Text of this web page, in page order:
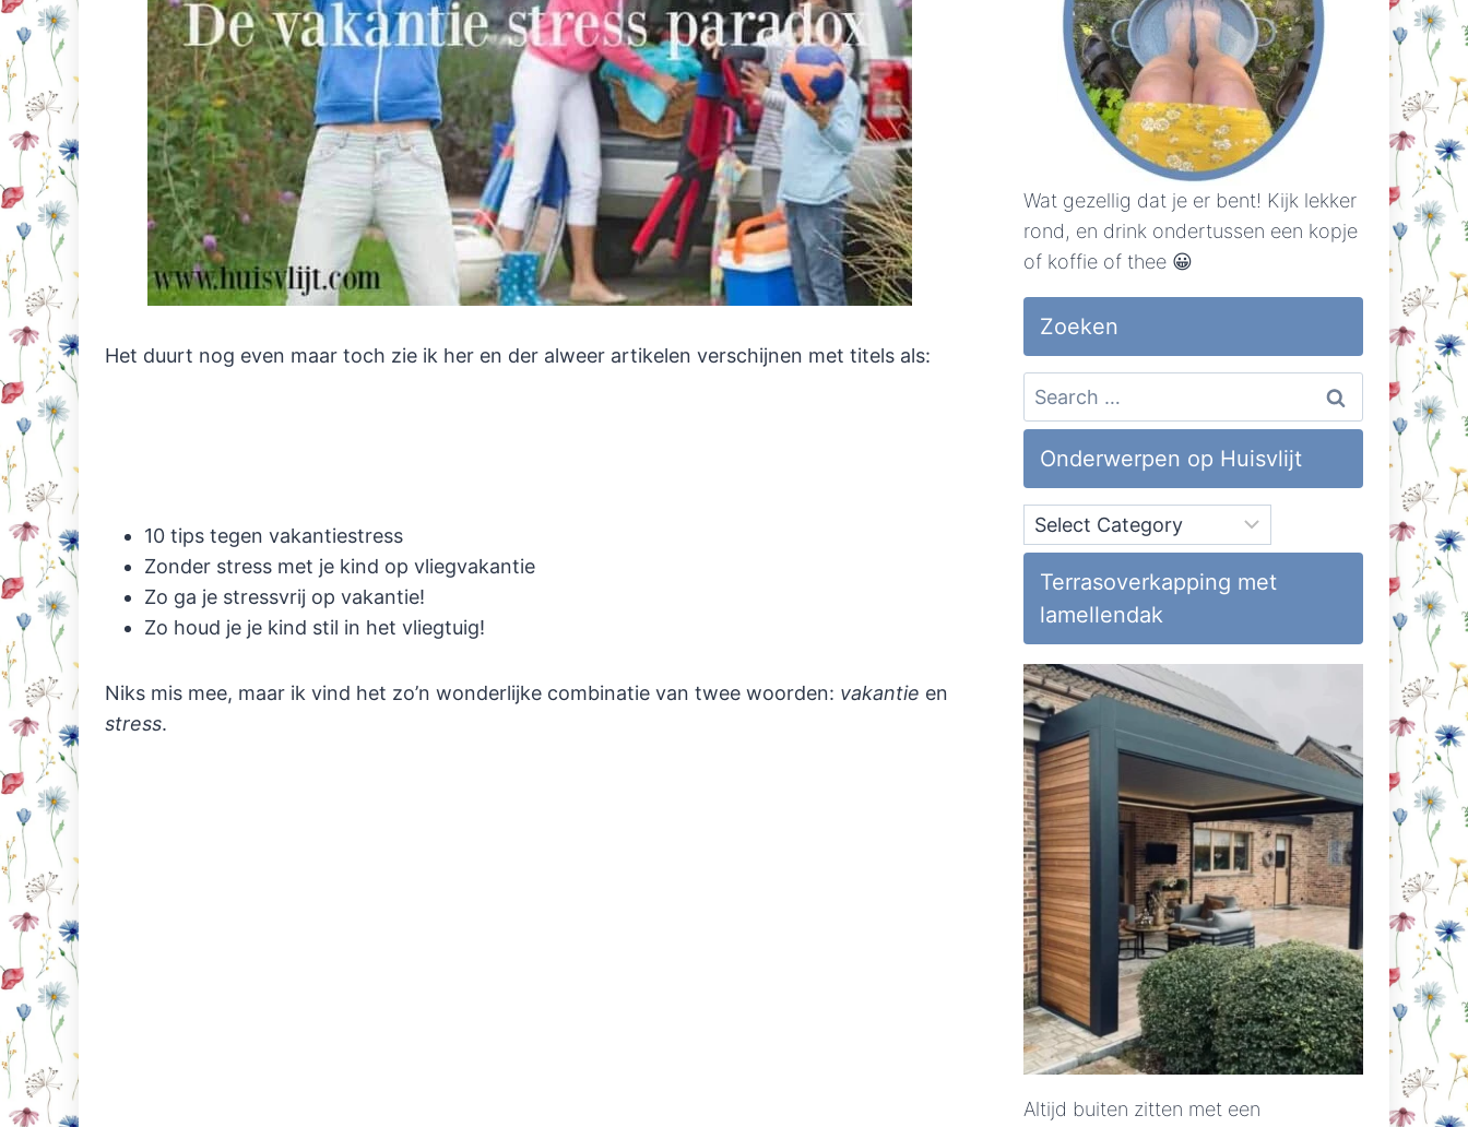
Het duurt nog even maar toch zie ik her en der alweer artikelen verschijnen met titels als:
10 tips tegen vakantiestress
Zonder stress met je kind op vliegvakantie
Zo ga je stressvrij op vakantie!
Zo houd je je kind stil in het vliegtuig!
Niks mis mee, maar ik vind het zo’n wonderlijke combinatie van twee woorden: vakantie en
stress.
Wat gezellig dat je er bent! Kijk lekker
rond, en drink ondertussen een kopje
of koffie of thee 😀
Zoeken
Search
for:
Onderwerpen op Huisvlijt
Onderwerpen
op
Huisvlijt
Terrasoverkapping met
lamellendak
Altijd buiten zitten met een